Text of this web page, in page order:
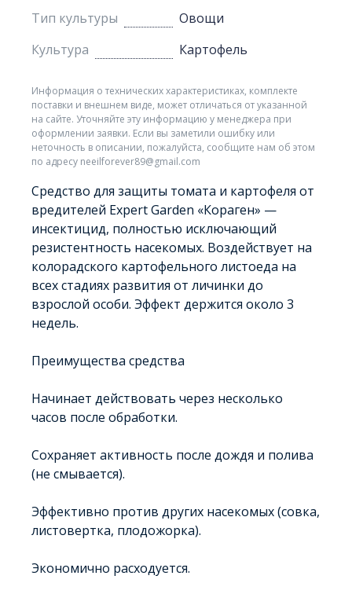
Тип культуры
Овощи
Культура
Картофель
Информация о технических характеристиках, комплекте
поставки и внешнем виде, может отличаться от указанной
на сайте. Уточняйте эту информацию у менеджера при
оформлении заявки. Если вы заметили ошибку или
неточность в описании, пожалуйста, сообщите нам об этом
по адресу neeilforever89@gmail.com
Средство для защиты томата и картофеля от
вредителей Expert Garden «Кораген» —
инсектицид, полностью исключающий
резистентность насекомых. Воздействует на
колорадского картофельного листоеда на
всех стадиях развития от личинки до
взрослой особи. Эффект держится около 3
недель.
Преимущества средства
Начинает действовать через несколько
часов после обработки.
Сохраняет активность после дождя и полива
(не смывается).
Эффективно против других насекомых (совка,
листовертка, плодожорка).
Экономично расходуется.